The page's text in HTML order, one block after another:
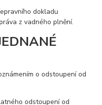
dokladu
z vadného plnění.
o odstoupení od
odstoupení od